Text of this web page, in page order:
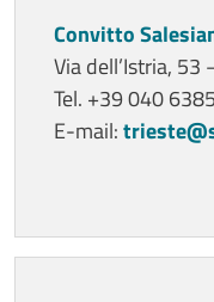
Convitto
Via dell’Istria, 53
Tel. +39 040
E-mail: